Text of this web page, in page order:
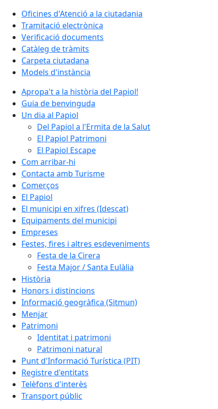
Oficines d'Atenció a la ciutadania
Tramitació electrònica
Verificació documents
Catàleg de tràmits
Carpeta ciutadana
Models d'instància
Apropa't a la història del Papiol!
Guia de benvinguda
Un dia al Papiol
Del Papiol a l'Ermita de la Salut
El Papiol Patrimoni
El Papiol Escape
Com arribar-hi
Contacta amb Turisme
Comerços
El Papiol
El municipi en xifres (Idescat)
Equipaments del municipi
Empreses
Festes, fires i altres esdeveniments
Festa de la Cirera
Festa Major / Santa Eulàlia
Història
Honors i distincions
Informació geogràfica (Sitmun)
Menjar
Patrimoni
Identitat i patrimoni
Patrimoni natural
Punt d'Informació Turística (PIT)
Registre d'entitats
Telèfons d'interès
Transport públic